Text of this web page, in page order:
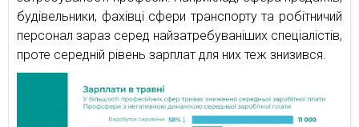
будівельники, фахівці сфери транспорту та робітничий
персонал зараз серед найзатребуваніших спеціалістів,
проте середній рівень зарплат для них теж знизився.